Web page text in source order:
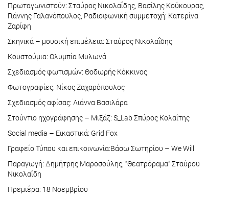
Πρωταγωνιστούν: Σταύρος Νικολαΐδης, Βασίλης Κούκουρας,
Γιάννης Γαλανόπουλος, Ραδιοφωνική συμμετοχή: Κατερίνα
Ζαρίφη
Σκηνικά – μουσική επιμέλεια: Σταύρος Νικολαΐδης
Κουστούμια: Ολυμπία Μυλωνά
Σχεδιασμός φωτισμών: Θοδωρής Κόκκινος
Φωτογραφίες: Νίκος Ζαχαρόπουλος
Σχεδιασμός αφίσας: Λιάννα Βασιλάρα
Στούντιο ηχογράφησης – Μιξάζ: S_Lab Σπύρος Κολαΐτης
Social media – Εικαστικά: Grid Fox
Γραφείο Τύπου και επικοινωνία:Βάσω Σωτηρίου – We Will
Παραγωγή: Δημήτρης Μαροσούλης, “Θεατρόραμα” Σταύρου
Νικολαΐδη
Πρεμιέρα: 18 Νοεμβρίου